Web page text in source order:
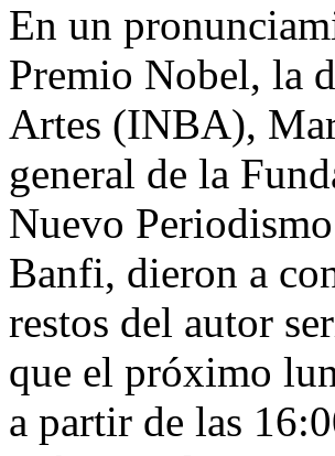
En un
Premio Nobel, la
Artes (INBA),
general de la
Nuevo
Banfi, dieron a
restos del autor
que el próximo
a partir de las